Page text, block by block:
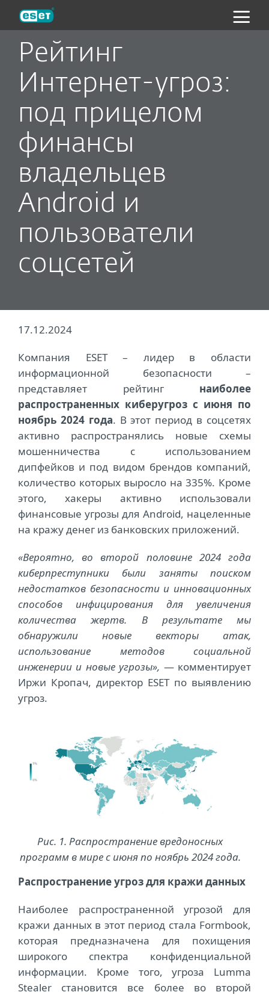
Рейтинг
Интернет-угроз:
под прицелом
финансы
владельцев
Android и
пользователи
соцсетей
17.12.2024
Компания ESET – лидер в области
информационной безопасности –
представляет рейтинг наиболее
распространенных киберугроз с июня по
ноябрь 2024 года. В этот период в соцсетях
активно распространялись новые схемы
мошенничества с использованием
дипфейков и под видом брендов компаний,
количество которых выросло на 335%. Кроме
этого, хакеры активно использовали
финансовые угрозы для Android, нацеленные
на кражу денег из банковских приложений.
«Вероятно, во второй половине 2024 года
киберпреступники были заняты поиском
недостатков безопасности и инновационных
способов инфицирования для увеличения
количества жертв. В результате мы
обнаружили новые векторы атак,
использование методов социальной
инженерии и новые угрозы», — комментирует
Иржи Кропач, директор ESET по выявлению
угроз.
Рис. 1. Распространение вредоносных
программ в мире с июня по ноябрь 2024 года.
Распространение угроз для кражи данных
Наиболее распространенной угрозой для
кражи данных в этот период стала Formbook,
которая предназначена для похищения
широкого спектра конфиденциальной
информации. Кроме того, угроза Lumma
Stealer становится все более во второй
ESET